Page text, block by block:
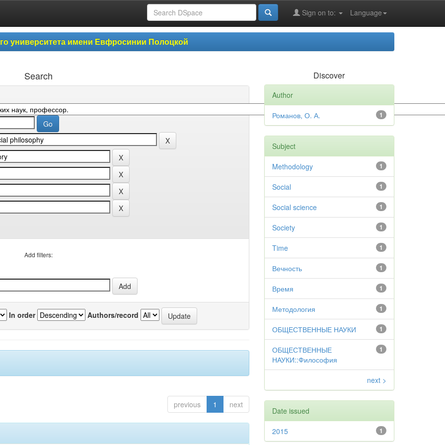
Language
Sign on to:
университета имени Евфросинии Полоцкой
Search
Add filters:
In order Authors/record
previous 1 next
Discover
Author
1
Романов, О. А.
Subject
1
Methodology
1
Social
1
Social science
1
Society
1
Time
1
Вечность
1
Время
1
Методология
1
ОБЩЕСТВЕННЫЕ НАУКИ
1
ОБЩЕСТВЕННЫЕ
НАУКИ::Философия
next >
Date issued
1
2015